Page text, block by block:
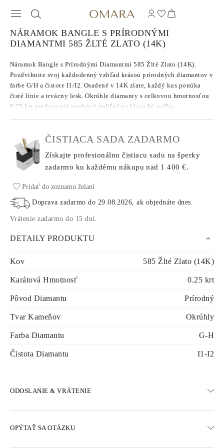
NÁRAMOK BANGLE S PRÍRODNÝMI
DIAMANTMI 585 ŽLTÉ ZLATO (14K)
Náramok Bangle s Prírodnými Diamantmi 585 Žlté Zlato (14K).
Pozdvihnite svoj každodenný vzhľad krásou prírodných diamantov v
farbe G/H a čistote I1/I2. Osadené v 14K zlate, každý kus ponúka
čisté línie a trvácny lesk. Okrúhle diamanty s celkovou hmotnosťou
0.25 krt predstavujú moderný pohľad na klasickú voľbu.
ČISTIACA SADA ZADARMO
Získajte profesionálnu čistiacu sadu na šperky
zadarmo ku každému nákupunad 1 400 €.
Pridať do zoznamu želaní
Doprava zadarmo do 29.08.2026, ak objednáte dnes.
Vrátenie zadarmo do 15 dní.
DETAILY PRODUKTU
Kov 585 Žlté Zlato (14K)
Karátová Hmotnosť 0.25 krt
Pôvod Diamantu Prírodný
Tvar Kameňov Okrúhly
Farba Diamantu G-H
Čistota Diamantu I1-I2
ODOSLANIE & VRÁTENIE
OPÝTAŤ SA OTÁZKU